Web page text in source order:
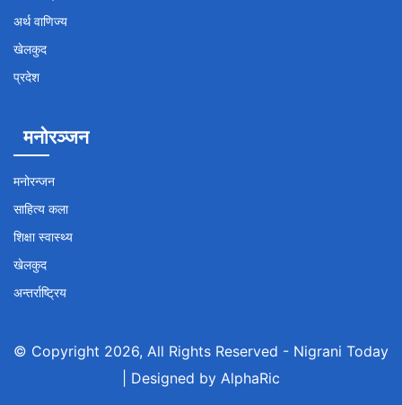
अर्थ वाणिज्य
खेलकुद
प्रदेश
मनोरञ्जन
मनोरन्जन
साहित्य कला
शिक्षा स्वास्थ्य
खेलकुद
अन्तर्राष्ट्रिय
© Copyright 2026, All Rights Reserved - Nigrani Today
| Designed by AlphaRic